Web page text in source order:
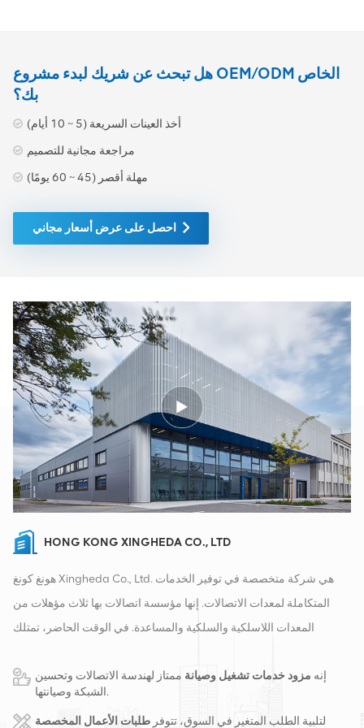
هل تبحث عن شريك لبدء مشروع OEM/ODM الخاص
بك؟
أخذ العينات السريعة (5 ~ 10 أيام)
مراجعة مجانية للتصميم
مهلة أقصر (45 ~ 60 يومًا)
احصل على عرض أسعار مجاني
HONG KONG XINGHEDA CO., LTD
هونغ كونغ Xingheda Co., Ltd. هي شركة متخصصة في توفير الخدمات
المتكاملة لمعدات الاتصالات. إنها مؤسسة اتصالات بها ثلاث مؤهلات من
المعدات اللاسلكية والسلكية والمساعدة. في الوقت الحاضر، تمتلك
في عام 2016، قمنا بإنشاء مقر مبيعات دولي في مدينة تشانغشا، الصين.
يقع مقرنا في الصين، وننفذ أعمالًا دولية في جنوب شرق آسيا وأوروبا
والولايات المتحدة وأفريقيا وروسيا، ونوفر المحطات الأساسية ونزود
إنه مزود خدمات تشغيل وصيانة ممتاز لهندسة الاتصالات وتحسين
الشبكة وصيانتها.
لتلبية الطلب المتغير في السوق، تتوفر طلبات الأعمال المخصصة